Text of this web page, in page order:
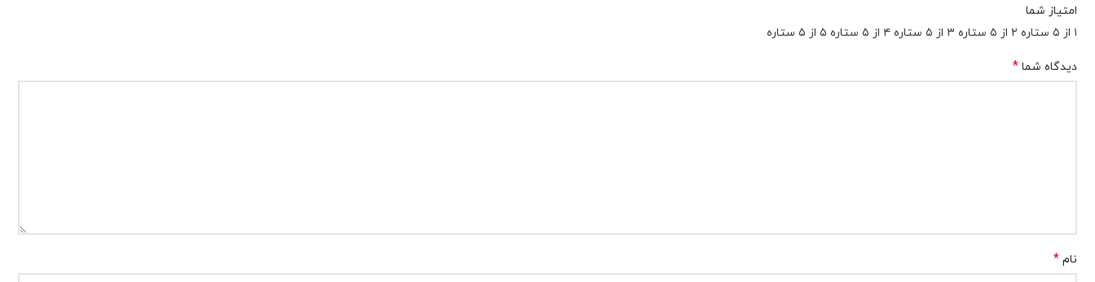
امتیاز شما
۱ از ۵ ستاره
۲ از ۵ ستاره ۳ از ۵ ستاره ۴ از ۵ ستاره ۵ از ۵ ستاره
دیدگاه شما *
نام *